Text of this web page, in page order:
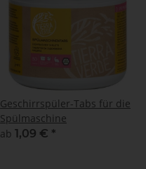
Geschirrspüler-Tabs für die
Spülmaschine
ab 1,09 € *